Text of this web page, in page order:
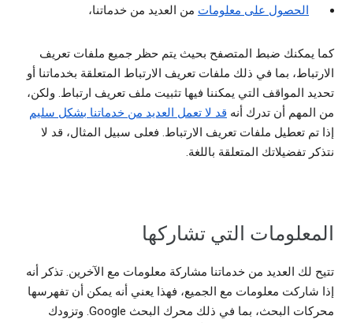
الحصول على معلومات من العديد من خدماتنا،
كما يمكنك ضبط المتصفح بحيث يتم حظر جميع ملفات تعريف
الارتباط، بما في ذلك ملفات تعريف الارتباط المتعلقة بخدماتنا أو
تحديد المواقف التي يمكننا فيها تثبيت ملف تعريف ارتباط. ولكن،
من المهم أن تدرك أنه قد لا تعمل العديد من خدماتنا بشكل سليم
إذا تم تعطيل ملفات تعريف الارتباط. فعلى سبيل المثال، قد لا
نتذكر تفضيلاتك المتعلقة باللغة.
المعلومات التي تشاركها
تتيح لك العديد من خدماتنا مشاركة معلومات مع الآخرين. تذكر أنه
إذا شاركت معلومات مع الجميع، فهذا يعني أنه يمكن أن تفهرسها
محركات البحث، بما في ذلك محرك البحث Google. وتزودك